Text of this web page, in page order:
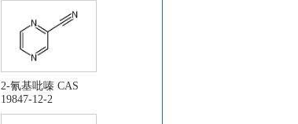
2-氰基吡嗪 CAS
19847-12-2